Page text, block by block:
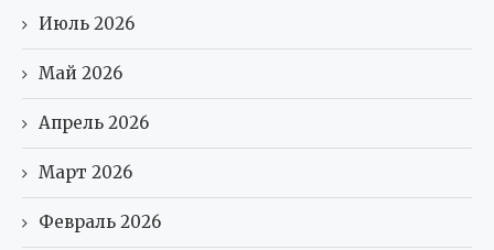
Июль 2026
Май 2026
Апрель 2026
Март 2026
Февраль 2026